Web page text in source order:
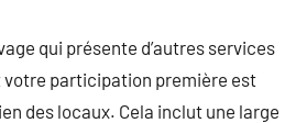
qui présente d’autres services
votre participation première est
des locaux. Cela inclut une large